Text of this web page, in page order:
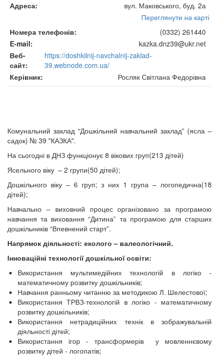
Адреса
вул. Маковського, буд. 2а
Переглянути на карті
Номера телефонів
(0332) 261440
E-mail
kazka.dnz39@ukr.net
Веб-
сайт
https://doshkilnij-navchalnij-zaklad-
39.webnode.com.ua/
Керівник
Росляк Світлана Федорівна
Комунальний заклад “Дошкільний навчальний заклад” (ясла –
садок) № 39 "КАЗКА".
На сьогодні в ДНЗ функціонує 8 вікових груп(213 дітей)
Ясельного віку – 2 групи(50 дітей);
Дошкільного віку – 6 груп; з них 1 група – логопедична(18
дітей);
Навчально – виховний процес організовано за програмою
навчання та виховання “Дитина” та програмою для старших
дошкільників “Впевнений старт”.
Напрямок діяльності: еколого – валеологічний.
Інноваційні технології дошкільної освіти:
Використання мультимедійних технологій в логіко -
математичному розвитку дошкільників;
Навчання ранньому читанню за методикою Л. Шелестової;
Використання ТРВЗ-технологій в логіко - математичному
розвитку дошкільників;
Використання нетрадиційних технік в зображувальній
діяльності дітей;
Використання ігор - трансформерів у мовленнєвому
розвитку дітей - логопатів;